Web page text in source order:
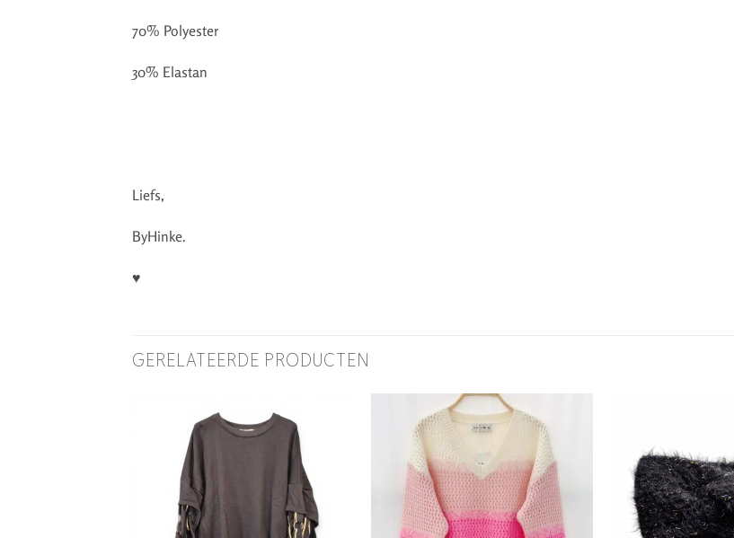
70% Polyester
30% Elastan
Liefs,
ByHinke.
♥
GERELATEERDE PRODUCTEN